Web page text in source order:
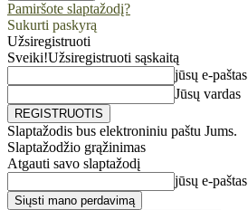
Pamiršote slaptažodį?
Sukurti paskyrą
Užsiregistruoti
Sveiki!Užsiregistruoti sąskaitą
jūsų e-paštas
Jūsų vardas
Slaptažodis bus elektroniniu paštu Jums.
Slaptažodžio grąžinimas
Atgauti savo slaptažodį
jūsų e-paštas